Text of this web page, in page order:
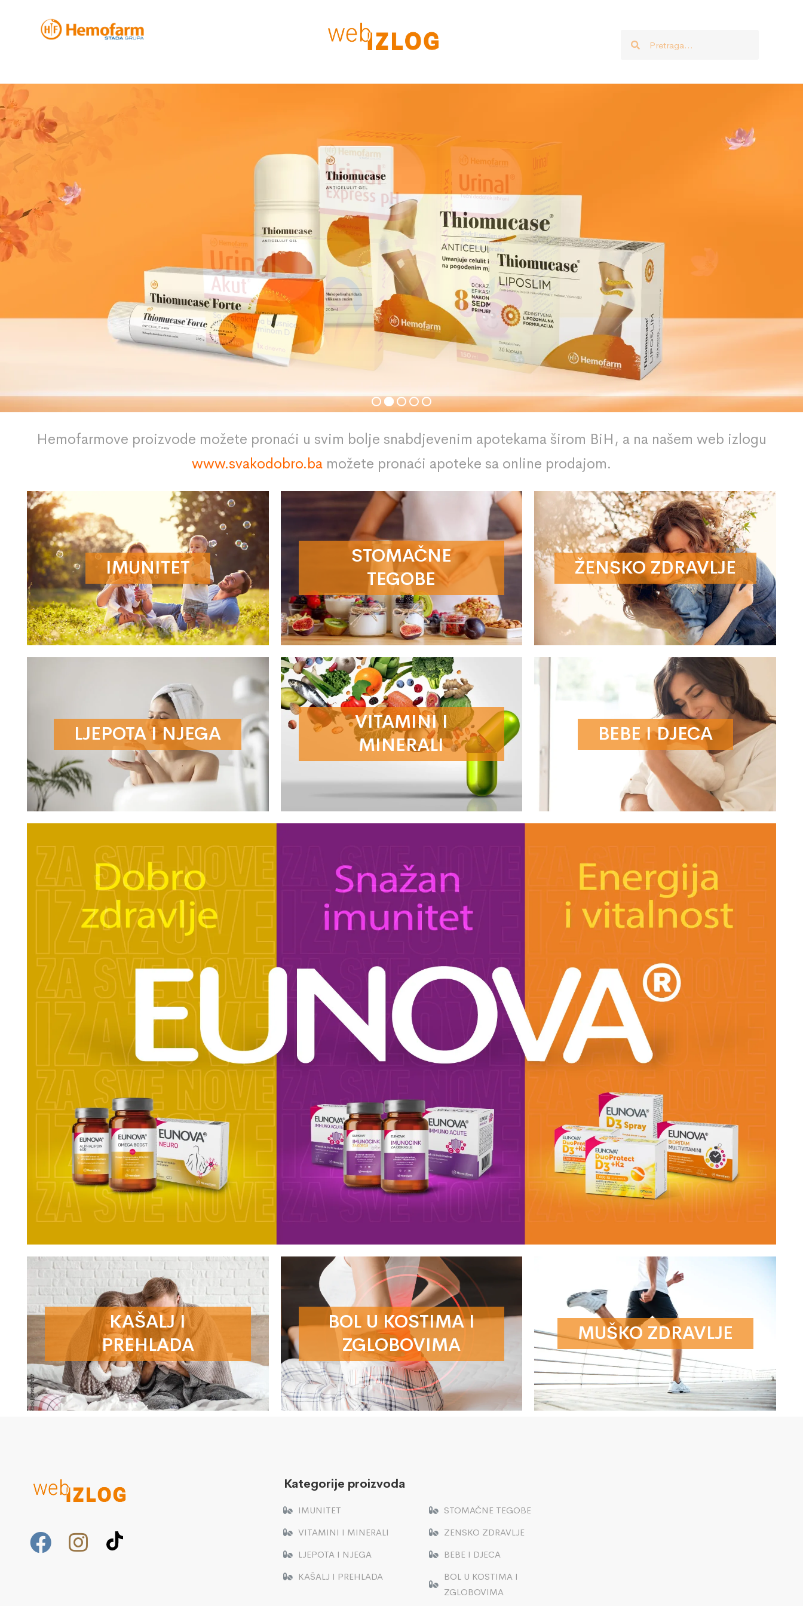
Hemofarmove proizvode možete pronaći u svim bolje snabdjevenim apotekama širom BiH, a na našem web izlogu
www.svakodobro.ba možete pronaći apoteke sa online prodajom.
IMUNITET
STOMAČNE
TEGOBE
ŽENSKO ZDRAVLJE
LJEPOTA I NJEGA
VITAMINI I
MINERALI
BEBE I DJECA
KAŠALJ I
PREHLADA
BOL U KOSTIMA I
ZGLOBOVIMA
MUŠKO ZDRAVLJE
Kategorije proizvoda
IMUNITET
STOMAČNE TEGOBE
VITAMINI I MINERALI
ZENSKO ZDRAVLJE
LJEPOTA I NJEGA
BEBE I DJECA
KAŠALJ I PREHLADA
BOL U KOSTIMA I
ZGLOBOVIMA